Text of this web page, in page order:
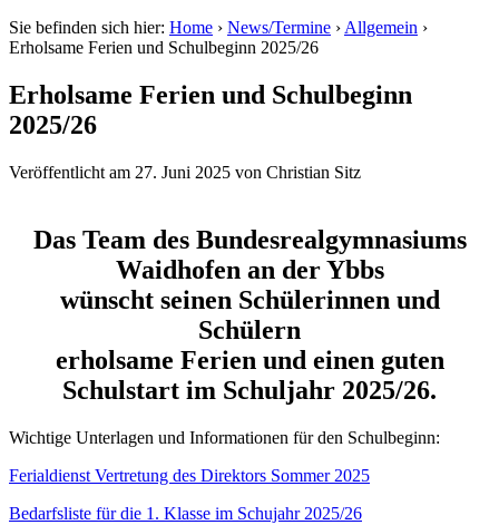
Sie befinden sich hier: Home › News/Termine › Allgemein ›
Erholsame Ferien und Schulbeginn 2025/26
Erholsame Ferien und Schulbeginn
2025/26
Veröffentlicht am 27. Juni 2025 von Christian Sitz
Das Team des Bundesrealgymnasiums
Waidhofen an der Ybbs
wünscht seinen Schülerinnen und
Schülern
erholsame Ferien und einen guten
Schulstart im Schuljahr 2025/26.
Wichtige Unterlagen und Informationen für den Schulbeginn:
Ferialdienst Vertretung des Direktors Sommer 2025
Bedarfsliste für die 1. Klasse im Schujahr 2025/26